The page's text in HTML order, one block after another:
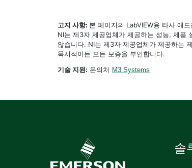
고지 사항: 본 페이지의 LabVIEW용 타사 애
NI는 제3자 제공업체가 제공하는 성능, 제품
않습니다. NI는 제3자 제공업체가 제공하는
묵시적이든 모든 보증을 부인합니다.
기술 지원: 문의처 M3 Systems
솔